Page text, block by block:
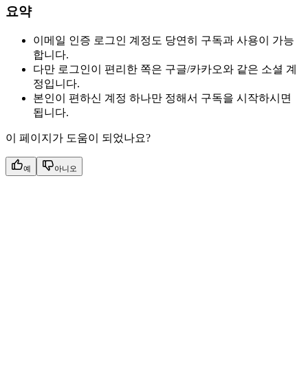
요약
이메일 인증 로그인 계정도 당연히 구독과 사용이 가능
합니다.
다만 로그인이 편리한 쪽은 구글/카카오와 같은 소셜 계
정입니다.
본인이 편하신 계정 하나만 정해서 구독을 시작하시면
됩니다.
이 페이지가 도움이 되었나요?
예 아니오